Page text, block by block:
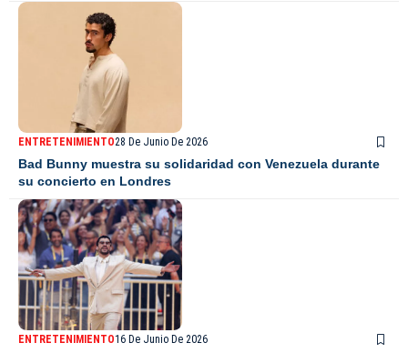
ENTRETENIMIENTO28 De Junio De 2026
Bad Bunny muestra su solidaridad con Venezuela durante
su concierto en Londres
ENTRETENIMIENTO16 De Junio De 2026